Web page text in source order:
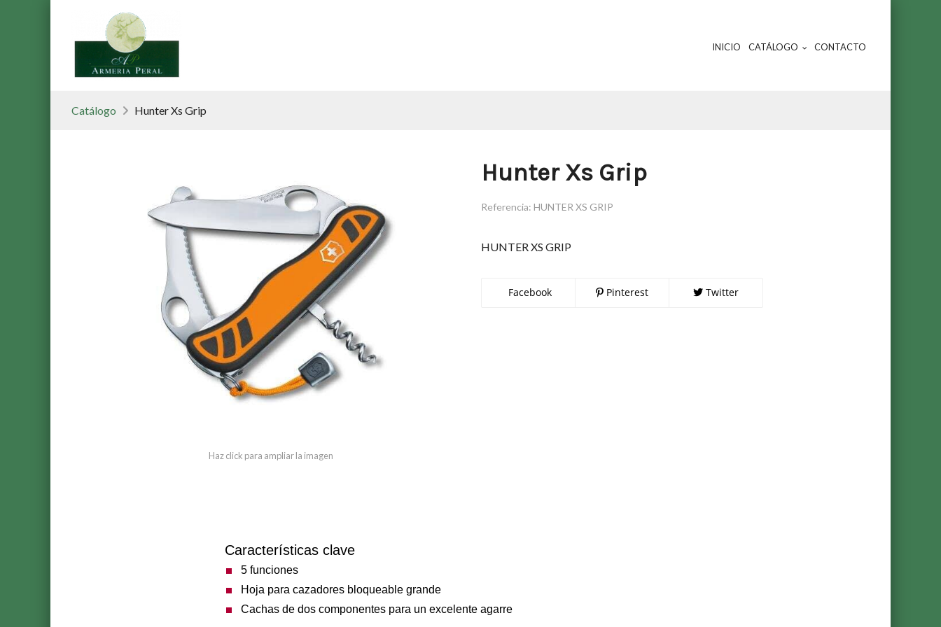
INICIO CATÁLOGO CONTACTO
Catálogo Hunter Xs Grip
Haz click para ampliar la imagen
Hunter Xs Grip
Referencia: HUNTER XS GRIP
HUNTER XS GRIP
Facebook Pinterest Twitter
Características clave
5 funciones
Hoja para cazadores bloqueable grande
Cachas de dos componentes para un excelente agarre